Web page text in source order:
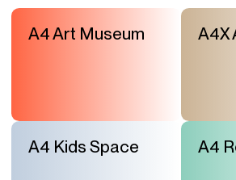
A4 Art Museum A4X
A4 Kids Space A4